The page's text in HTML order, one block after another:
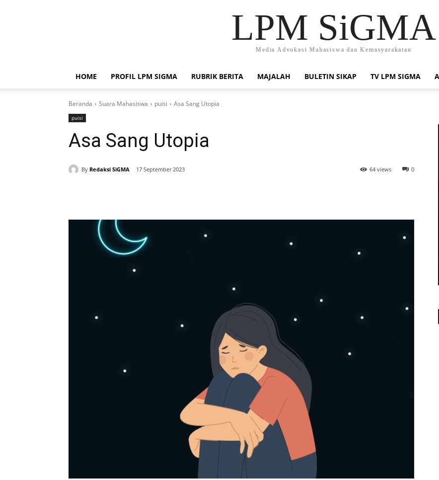
LPM SiGMA
Media Advokasi Mahasiswa dan Kemasyarakatan
HOME PROFIL LPM SIGMA RUBRIK BERITA MAJALAH BULETIN SIKAP TV LPM SIGMA
Beranda Suara Mahasiswa puisi Asa Sang Utopia
puisi
Asa Sang Utopia
By Redaksi SiGMA 17 September 2023 0
64 views